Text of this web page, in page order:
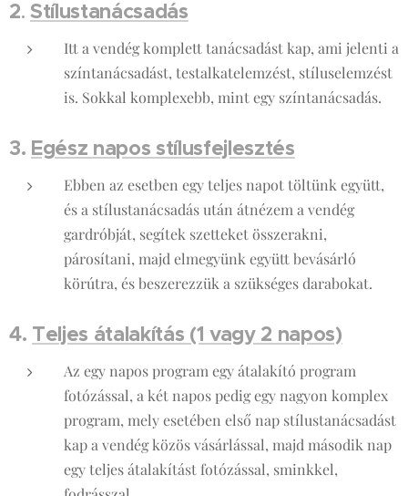
2.Stílustanácsadás
Itt a vendég komplett tanácsadást kap, ami jelenti a
színtanácsadást, testalkatelemzést, stíluselemzést
is. Sokkal komplexebb, mint egy színtanácsadás.
3. Egész napos stílusfejlesztés
Ebben az esetben egy teljes napot töltünk együtt,
és a stílustanácsadás után átnézem a vendég
gardróbját, segítek szetteket összerakni,
párosítani, majd elmegyünk együtt bevásárló
körútra, és beszerezzük a szükséges darabokat.
4. Teljes átalakítás (1 vagy 2 napos)
Az egy napos program egy átalakító program
fotózással, a két napos pedig egy nagyon komplex
program, mely esetében első nap stílustanácsadást
kap a vendég közös vásárlással, majd második nap
egy teljes átalakítást fotózással, sminkkel,